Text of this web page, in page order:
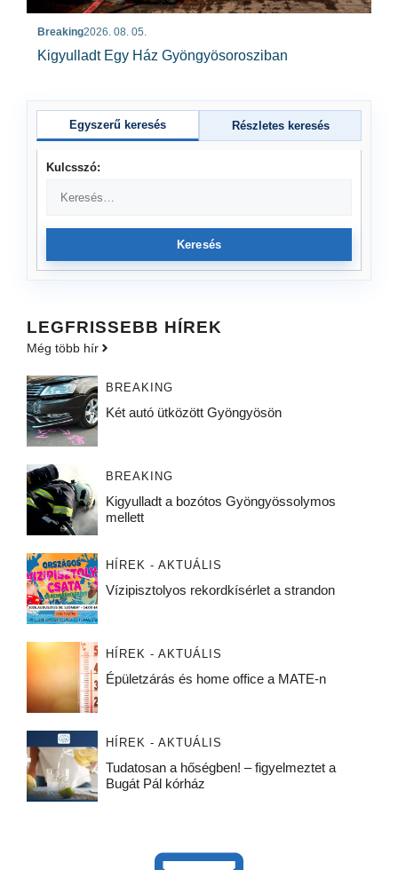
Breaking2026. 08. 05.
Kigyulladt Egy Ház Gyöngyösorosziban
Egyszerű keresés Részletes keresés
Kulcsszó:
Keresés
LEGFRISSEBB HÍREK
Még több hír
BREAKING
Két autó ütközött Gyöngyösön
BREAKING
Kigyulladt a bozótos Gyöngyössolymos
mellett
HÍREK - AKTUÁLIS
Vízipisztolyos rekordkísérlet a strandon
HÍREK - AKTUÁLIS
Épületzárás és home office a MATE-n
HÍREK - AKTUÁLIS
Tudatosan a hőségben! – figyelmeztet a
Bugát Pál kórház